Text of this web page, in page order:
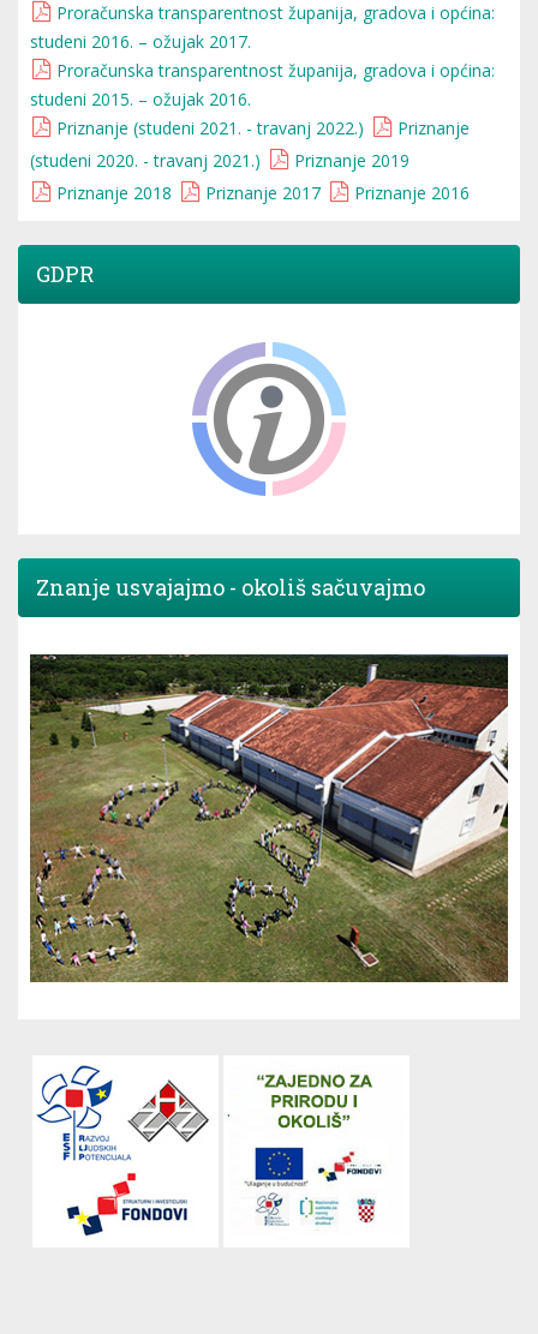
Proračunska transparentnost županija, gradova i općina:
studeni 2016. – ožujak 2017.
Proračunska transparentnost županija, gradova i općina:
studeni 2015. – ožujak 2016.
Priznanje (studeni 2021. - travanj 2022.)
Priznanje
(studeni 2020. - travanj 2021.)
Priznanje 2019
Priznanje 2018
Priznanje 2017 Priznanje 2016
GDPR
Znanje usvajajmo - okoliš sačuvajmo